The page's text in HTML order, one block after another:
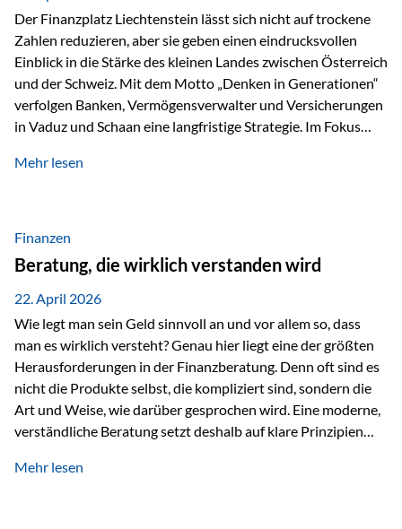
Der Finanzplatz Liechtenstein lässt sich nicht auf trockene
Zahlen reduzieren, aber sie geben einen eindrucksvollen
Einblick in die Stärke des kleinen Landes zwischen Österreich
und der Schweiz. Mit dem Motto „Denken in Generationen“
verfolgen Banken, Vermögensverwalter und Versicherungen
in Vaduz und Schaan eine langfristige Strategie. Im Fokus
Marktzugang Liechtenstein hat sich in den letzten Jahren zu
verfügbaren Kennzahlen (Stand Ende 2024, veröffentlicht
2025/2026)…
Mehr lesen
Finanzen
Beratung, die wirklich verstanden wird
22. April 2026
Wie legt man sein Geld sinnvoll an und vor allem so, dass
man es wirklich versteht? Genau hier liegt eine der größten
Herausforderungen in der Finanzberatung. Denn oft sind es
nicht die Produkte selbst, die kompliziert sind, sondern die
Art und Weise, wie darüber gesprochen wird. Eine moderne,
verständliche Beratung setzt deshalb auf klare Prinzipien
fünf zentrale Faktoren: eine saubere Struktur, breite
Mehr lesen